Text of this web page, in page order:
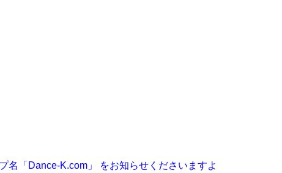
名「Dance-K.com」 をお知らせくださいますよ